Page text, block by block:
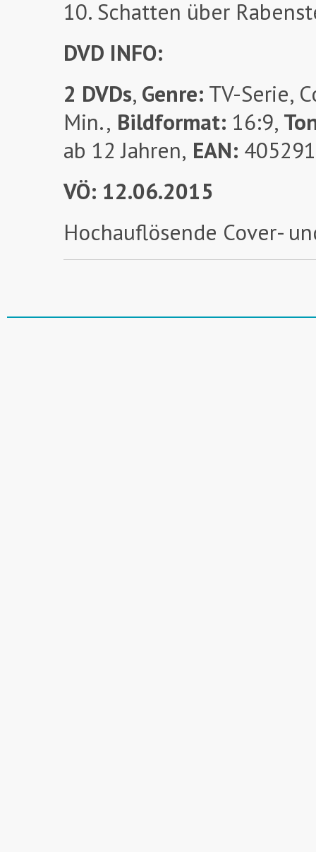
10. Schatten über
DVD INFO:
2 DVDs, Genre: TV-Serie,
Min., Bildformat: 16:9,
ab 12 Jahren, EAN:
VÖ: 12.06.2015
Hochauflösende Cover-